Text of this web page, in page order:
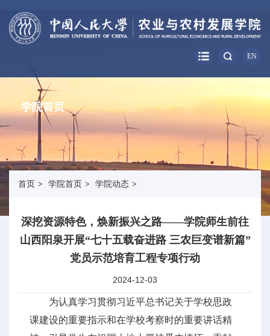
EN
学院首页
首页 > 学院首页 > 学院动态 >
深挖资源特色，焕新振兴之路——学院师生前往
山西阳泉开展“七十五载奋进路 三农巨变谱新篇”
党员示范培育工程专项行动
2024-12-03
为认真学习贯彻习近平总书记关于学校思政
课建设的重要指示和在学校考察时的重要讲话精